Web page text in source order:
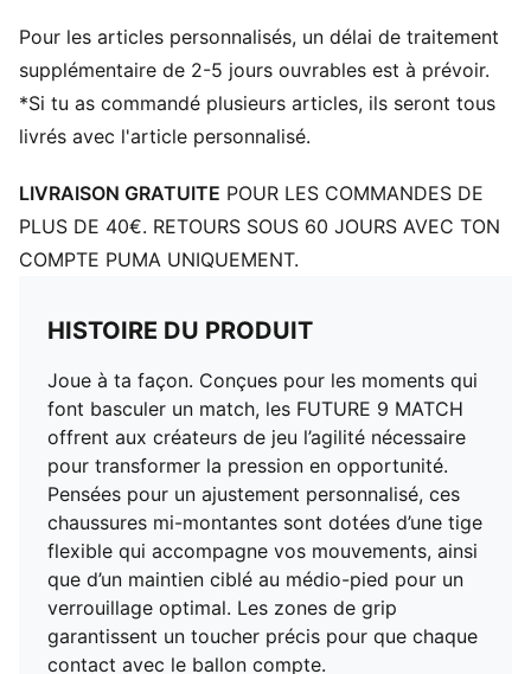
bande de soutien sur le milieu du pied pour un
maintien parfaitement ajusté et une stabilité infaillible
Semelle extérieure à crampons pour terrains durs et
naturels et gazon artificiel
Pour les articles personnalisés, un délai de traitement
supplémentaire de 2-5 jours ouvrables est à prévoir.
*Si tu as commandé plusieurs articles, ils seront tous
livrés avec l'article personnalisé.
LIVRAISON GRATUITE POUR LES COMMANDES DE
PLUS DE 40€. RETOURS SOUS 60 JOURS AVEC TON
COMPTE PUMA UNIQUEMENT.
HISTOIRE DU PRODUIT
Joue à ta façon. Conçues pour les moments qui
font basculer un match, les FUTURE 9 MATCH
offrent aux créateurs de jeu l’agilité nécessaire
pour transformer la pression en opportunité.
Pensées pour un ajustement personnalisé, ces
chaussures mi-montantes sont dotées d’une tige
flexible qui accompagne vos mouvements, ainsi
que d’un maintien ciblé au médio-pied pour un
verrouillage optimal. Les zones de grip
garantissent un toucher précis pour que chaque
contact avec le ballon compte.